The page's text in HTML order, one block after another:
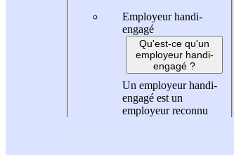
Employeur handi-
engagé
Qu'est-ce qu'un
employeur handi-
engagé ?
Un employeur handi-
engagé est un
employeur reconnu